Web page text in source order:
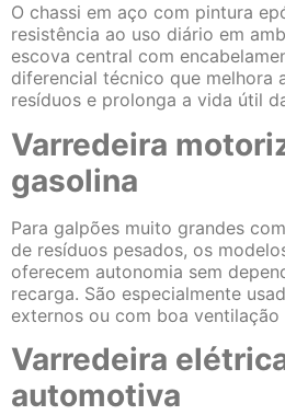
O chassi em aço com pintura
resistência ao uso diário em
escova central com
diferencial técnico que melhora
resíduos e prolonga a vida útil
Varredeira
gasolina
Para galpões muito grandes
de resíduos pesados, os
oferecem autonomia sem
recarga. São especialmente
externos ou com boa ventilação
Varredeira
automotiva